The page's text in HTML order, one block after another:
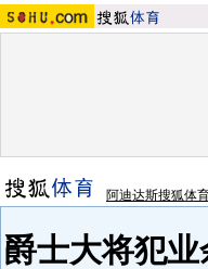
阿迪达斯搜狐体
爵士大将犯